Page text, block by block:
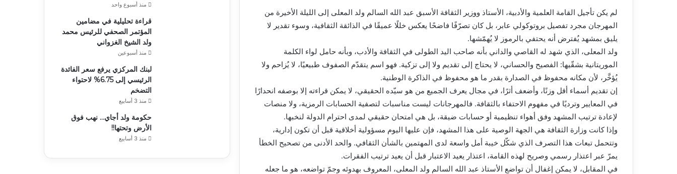
لم يكن تأجيل القامة العلمية والأدبية، الأستاذ ووزير الثقافة الأسبق عبد الله السالم ولد المعلى إلى الليلة الأخيرة من
المهرجان مجرد تفصيل بروتوكولي عابر، بل كان تصرّفًا فاضحًا يعكس خللًا عميقًا في الذائقة الثقافية، وسوء تقدير لا
يليق بمشهد يُفترض أنه يحتفي بالرموز لا يُهمّشها.
ولد المعلى، الذي شهد له القاصي والداني بأنه صاحب اليد الطولى في الثقافة والأدب، وبأنه حامل لواء الكلمة
الموريتانية بشقّيها: الفصيح والحساني، لا يحتاج إلى تقديم ولا إلى تزكية. فهو اسم يتقدّم الصفوف طبيعيًا، لا يُزاحم ولا
يُؤخَّر، لأن مكانه محفوظ في الصدارة بقدر ما هو محفوظ في الذاكرة الوطنية.
إن تقديم أسماء أقل وزنًا، وأضعف أثرًا، في مجال يعرف الجميع من هو سيّده الحقيقي، لا يمكن قراءته إلا بوصفه انحدارًا
في المعايير وترديًا في مفهوم الاحتفاء بالثقافة. فالمهرجانات ليست مناسبات لتصفية الحسابات الرمزية، ولا منصات
لإعادة ترتيب المشهد وفق أهواء تنظيمية أو حسابات ضيقة، بل هي امتحان حقيقي لمدى احترام الدولة لنخبها.
وإذا كانت وزارة الثقافة هي الجهة الوصية على هذا المشهد، فإن عليها اليوم مسؤولية أخلاقية قبل أن تكون إدارية،
وتتحمل تبعات هذا التصرف الذي شكّل خيبة أمل واسعة لدى المهتمين بالشأن الثقافي. والحد الأدنى من تصحيح الخطأ
يمرّ عبر اعتذار رسمي وصريح لهذه القامة، اعتذار يعيد الاعتبار قبل أن يعيد ترتيب الفقرات.
في المقابل، لا يمكن إغفال أن تواضع الأستاذ عبد الله السالم ولد المعلى، المعروف بهدوئه وجمّ تواضعه، هو ما جعله
منذ أسبوع واحد
قراءة تحليلية في مضامين
المؤتمر الصحفي للرئيس محمد
ولد الشيخ الغزواني
منذ أسبوعين
لبنك المركزي يرفع سعر الفائدة
الرئيسي إلى 6.75% لاحتواء
التضخم
منذ 3 أسابيع
حكومة ولد أجاي… نهب فوق
الأرض وتحتها!!
منذ 3 أسابيع